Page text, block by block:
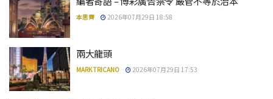
本思齊 2026年07月29日 18:58
兩大龍頭
MARK TRICANO 2026年07月29日 17:53